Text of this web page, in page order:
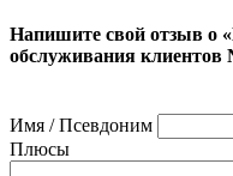
Напишите свой отзыв о
обслуживания
Имя / Псевдоним
Плюсы